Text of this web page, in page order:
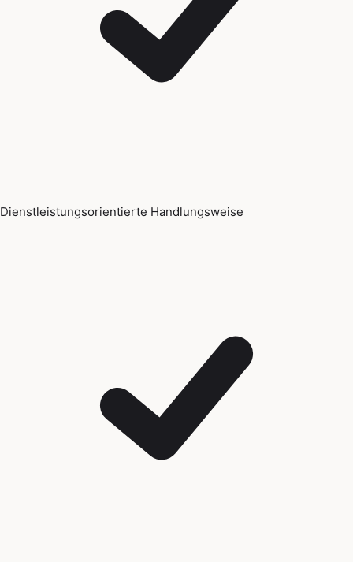
Dienstleistungsorientierte Handlungsweise